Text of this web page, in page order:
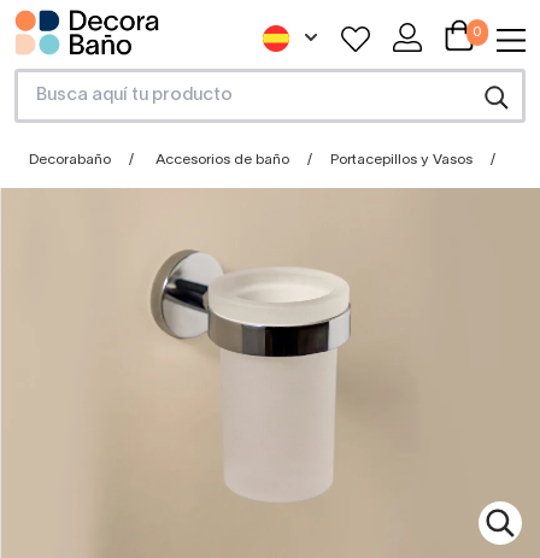
0
Decorabaño Accesorios de baño Portacepillos y Vasos